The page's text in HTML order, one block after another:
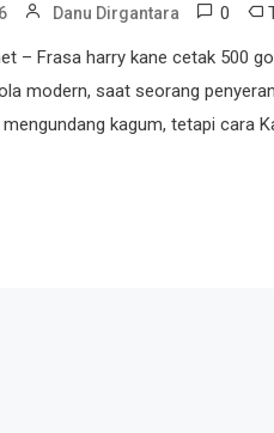
Danu Dirgantara 0
– Frasa harry kane cetak 500
modern, saat seorang
kagum, tetapi cara